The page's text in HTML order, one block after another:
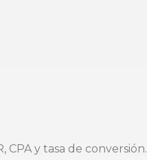
y tasa de conversión.